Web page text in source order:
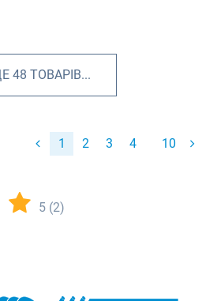
5 (2)
48 ТОВАРІВ...
1 2 3 4 10